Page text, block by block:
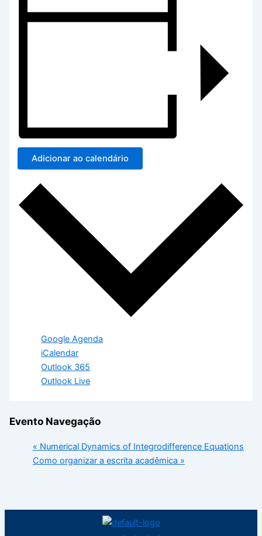
Adicionar ao calendário
Google Agenda
iCalendar
Outlook 365
Outlook Live
Evento Navegação
« Numerical Dynamics of Integrodifference Equations
Como organizar a escrita acadêmica »